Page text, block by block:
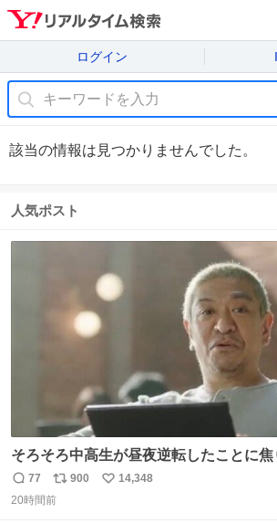
ログイン
該当の情報は見つかりませんでした。
人気ポスト
そろそろ中高生が昼夜逆転したことに
返
信
77
リ
ポ
900
い
14,348
20時間前